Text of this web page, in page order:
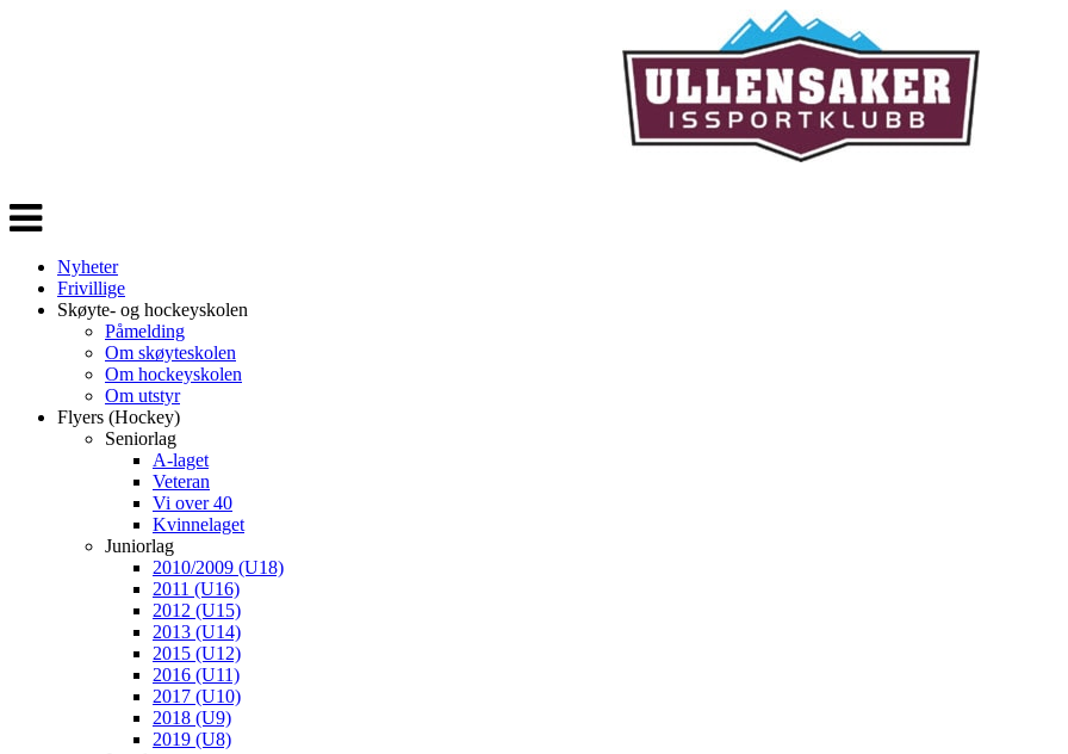
Veksle
navigasjon
Nyheter
Frivillige
Skøyte- og hockeyskolen
Påmelding
Om skøyteskolen
Om hockeyskolen
Om utstyr
Flyers (Hockey)
Seniorlag
A-laget
Veteran
Vi over 40
Kvinnelaget
Juniorlag
2010/2009 (U18)
2011 (U16)
2012 (U15)
2013 (U14)
2015 (U12)
2016 (U11)
2017 (U10)
2018 (U9)
2019 (U8)